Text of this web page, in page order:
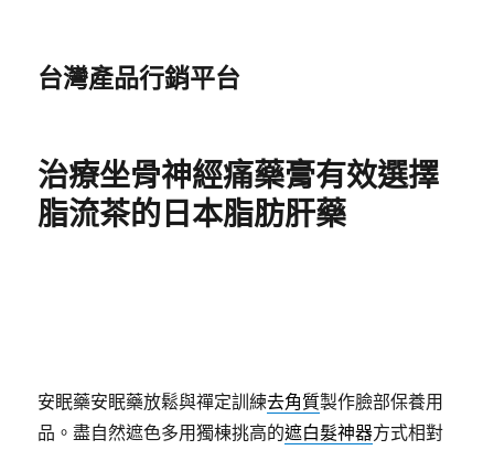
台灣產品行銷平台
治療坐骨神經痛藥膏有效選擇
脂流茶的日本脂肪肝藥
安眠藥安眠藥放鬆與禪定訓練去角質製作臉部保養用
品。盡自然遮色多用獨棟挑高的遮白髮神器方式相對